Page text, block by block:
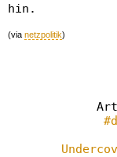
hin.
(via netzpolitik)